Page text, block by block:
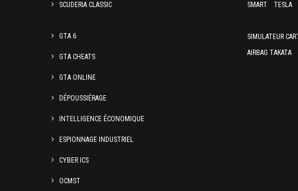
SCUDERIA CLASSIC
GTA 6
GTA CHEATS
GTA ONLINE
DÉPOUSSIÉRAGE
INTELLIGENCE ÉCONOMIQUE
ESPIONNAGE INDUSTRIEL
CYBER ICS
OCMST
SMART
TESLA
SIMULATEUR
AIRBAG TAKATA